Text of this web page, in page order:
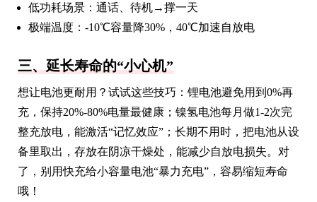
低功耗场景：通话、待机→撑一天
极端温度：-10℃容量降30%，40℃加速自放电
三、延长寿命的“小心机”
想让电池更耐用？试试这些技巧：锂电池避免用到0%再
充，保持20%-80%电量最健康；镍氢电池每月做1-2次完
整充放电，能激活“记忆效应”；长期不用时，把电池从设
备里取出，存放在阴凉干燥处，能减少自放电损失。对
了，别用快充给小容量电池“暴力充电”，容易缩短寿命
哦！